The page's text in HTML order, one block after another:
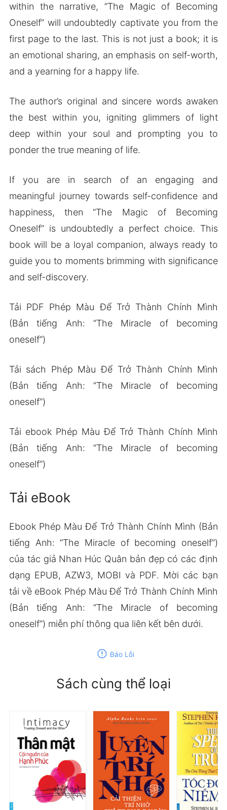
within the narrative, “The Magic of Becoming
Oneself” will undoubtedly captivate you from the
first page to the last. This is not just a book; it is
an emotional sharing, an emphasis on self-worth,
and a yearning for a happy life.
The author’s original and sincere words awaken
the best within you, igniting glimmers of light
deep within your soul and prompting you to
ponder the true meaning of life.
If you are in search of an engaging and
meaningful journey towards self-confidence and
happiness, then “The Magic of Becoming
Oneself” is undoubtedly a perfect choice. This
book will be a loyal companion, always ready to
guide you to moments brimming with significance
and self-discovery.
Tải PDF Phép Màu Để Trở Thành Chính Mình
(Bản tiếng Anh: “The Miracle of becoming
oneself”)
Tải sách Phép Màu Để Trở Thành Chính Mình
(Bản tiếng Anh: “The Miracle of becoming
oneself”)
Tải ebook Phép Màu Để Trở Thành Chính Mình
(Bản tiếng Anh: “The Miracle of becoming
oneself”)
Tải eBook
Ebook Phép Màu Để Trở Thành Chính Mình (Bản
tiếng Anh: “The Miracle of becoming oneself”)
của tác giả Nhan Húc Quân bản đẹp có các định
dạng EPUB, AZW3, MOBI và PDF. Mời các bạn
tải về eBook Phép Màu Để Trở Thành Chính Mình
(Bản tiếng Anh: “The Miracle of becoming
oneself”) miễn phí thông qua liên kết bên dưới.
report Báo Lỗi
Sách cùng thể loại